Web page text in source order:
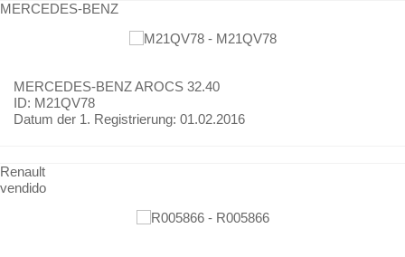
MERCEDES-BENZ
MERCEDES-BENZAROCS 32.40
ID: M21QV78
Datum der 1. Registrierung: 01.02.2016
Renault
vendido